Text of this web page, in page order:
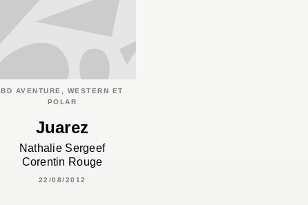
BD AVENTURE, WESTERN ET
POLAR
Juarez
Nathalie Sergeef
Corentin Rouge
22/08/2012